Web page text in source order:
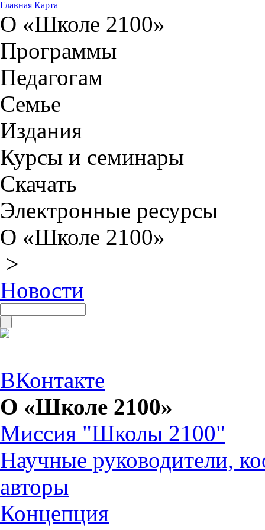
Главная Карта
О «Школе 2100»
Программы
Педагогам
Семье
Издания
Курсы и семинары
Скачать
Электронные ресурсы
О «Школе 2100»
>
Новости
ВКонтакте
О «Школе 2100»
Миссия "Школы 2100"
Научные руководители,
авторы
Концепция